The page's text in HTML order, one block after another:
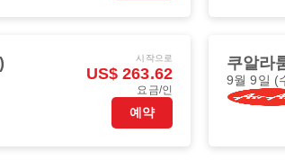
시작으로
US$ 263.62
요금/인
예약
쿠알라
9월 9일 (